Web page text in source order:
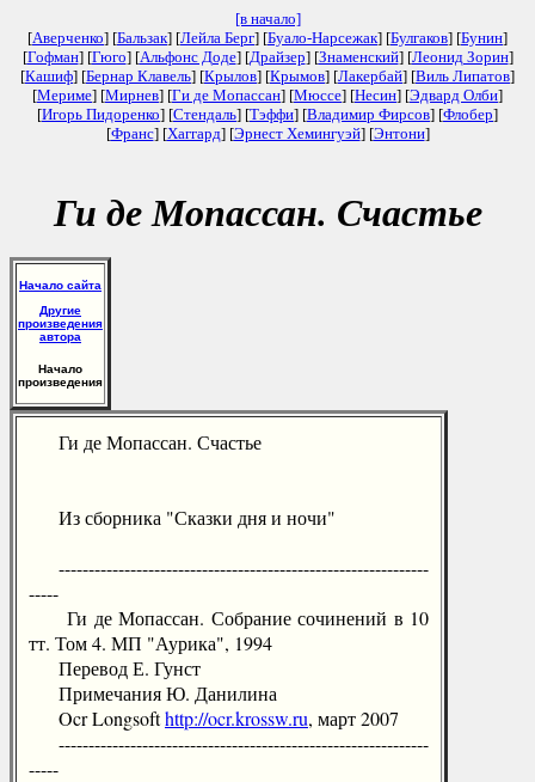
[в начало]
[Аверченко] [Бальзак] [Лейла Берг] [Буало-Нарсежак] [Булгаков] [Бунин]
[Гофман] [Гюго] [Альфонс Доде] [Драйзер] [Знаменский] [Леонид Зорин]
[Кашиф] [Бернар Клавель] [Крылов] [Крымов] [Лакербай] [Виль Липатов]
[Мериме] [Мирнев] [Ги де Мопассан] [Мюссе] [Несин] [Эдвард Олби]
[Игорь Пидоренко] [Стендаль] [Тэффи] [Владимир Фирсов] [Флобер]
[Франс] [Хаггард] [Эрнест Хемингуэй] [Энтони]
Ги де Мопассан. Счастье
Начало сайта
Другие
произведения
автора
Начало
произведения
Ги де Мопассан. Счастье
Из сборника "Сказки дня и ночи"
--------------------------------------------------------------
-----
Ги де Мопассан. Собрание сочинений в 10
тт. Том 4. МП "Аурика", 1994
Перевод Е. Гунст
Примечания Ю. Данилина
Ocr Longsofthttp://ocr.krossw.ru, март 2007
--------------------------------------------------------------
-----